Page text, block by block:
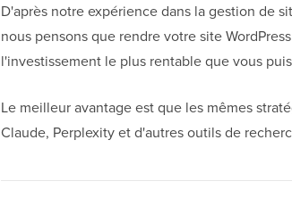
D'après notre expérience dans la gestion de
nous pensons que rendre votre site
l'investissement le plus rentable que vous
Le meilleur avantage est que les mêmes
Claude, Perplexity et d'autres outils de